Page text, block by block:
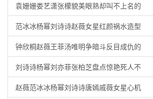
袁姗姗娄艺潇张檬貌美眼熟却叫不上名的
范冰冰杨幂刘诗诗赵薇女星红颜祸水造型
钟欣桐赵薇王菲汤唯明争暗斗反目成仇的
刘诗诗杨幂刘亦菲张柏芝盘点惊艳死人不
赵薇范冰冰杨幂刘诗诗唐嫣戚薇女星心机